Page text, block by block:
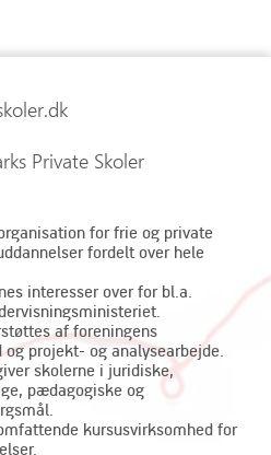
Private Skoler
for frie og private
fordelt over hele
interesser over for bl.a.
af foreningens
projekt- og analysearbejde.
skolerne i juridiske,
pædagogiske og
kursusvirksomhed for